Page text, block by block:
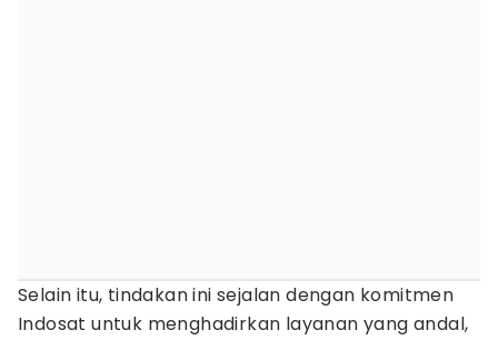
Selain itu, tindakan ini sejalan dengan komitmen
Indosat untuk menghadirkan layanan yang andal,